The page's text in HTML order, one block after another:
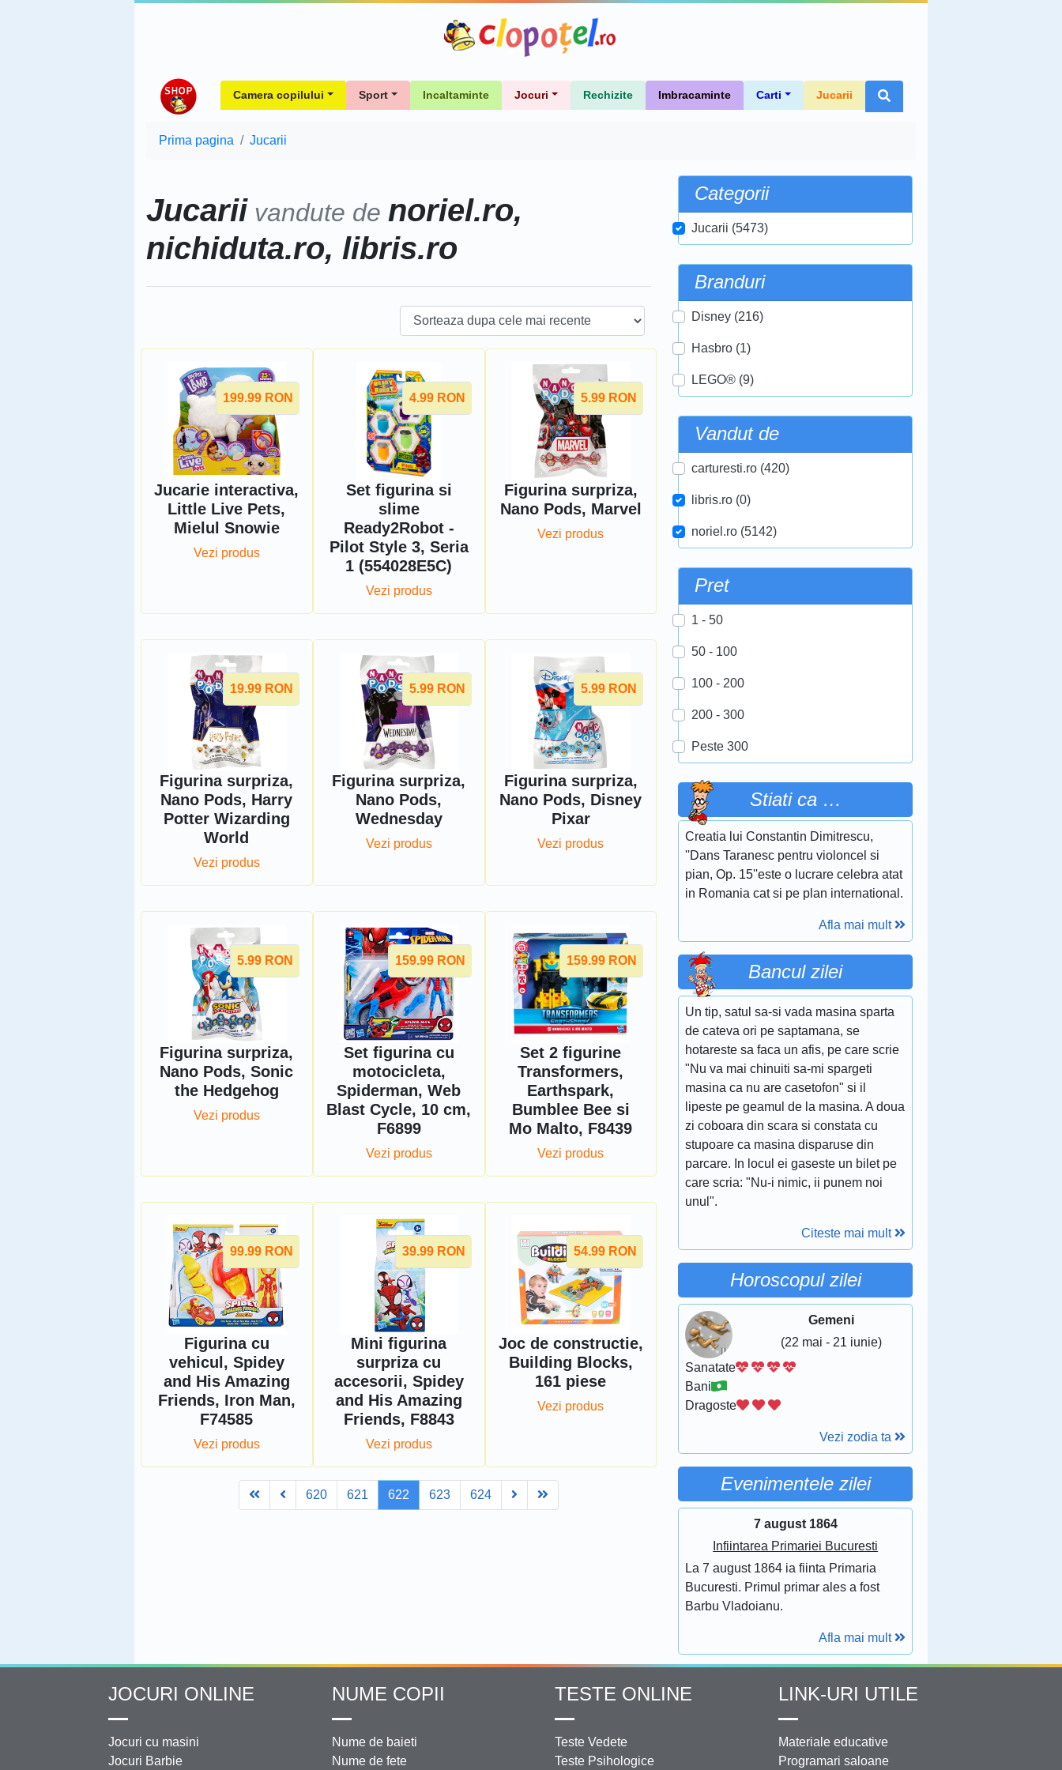
Camera copilului Sport Incaltaminte Jocuri Rechizite Imbracaminte Carti Jucarii
Prima pagina Jucarii
Jucarii vandute de noriel.ro,
nichiduta.ro, libris.ro
199.99 RON
Jucarie interactiva,
Little Live Pets,
Mielul Snowie
Vezi produs
4.99 RON
Set figurina si
slime
Ready2Robot -
Pilot Style 3, Seria
1 (554028E5C)
Vezi produs
5.99 RON
Figurina surpriza,
Nano Pods, Marvel
Vezi produs
19.99 RON
Figurina surpriza,
Nano Pods, Harry
Potter Wizarding
World
Vezi produs
5.99 RON
Figurina surpriza,
Nano Pods,
Wednesday
Vezi produs
5.99 RON
Figurina surpriza,
Nano Pods, Disney
Pixar
Vezi produs
5.99 RON
Figurina surpriza,
Nano Pods, Sonic
the Hedgehog
Vezi produs
159.99 RON
Set figurina cu
motocicleta,
Spiderman, Web
Blast Cycle, 10 cm,
F6899
Vezi produs
159.99 RON
Set 2 figurine
Transformers,
Earthspark,
Bumblee Bee si
Mo Malto, F8439
Vezi produs
99.99 RON
Figurina cu
vehicul, Spidey
and His Amazing
Friends, Iron Man,
F74585
Vezi produs
39.99 RON
Mini figurina
surpriza cu
accesorii, Spidey
and His Amazing
Friends, F8843
Vezi produs
54.99 RON
Joc de constructie,
Building Blocks,
161 piese
Vezi produs
FirstPrev620 621 622 623 624 Next
Categorii
Jucarii (5473)
Branduri
Disney (216)
Hasbro (1)
LEGO® (9)
Vandut de
carturesti.ro (420)
libris.ro (0)
noriel.ro (5142)
Pret
1 - 50
50 - 100
100 - 200
200 - 300
Peste 300
Stiati ca …
Creatia lui Constantin Dimitrescu,
''Dans Taranesc pentru violoncel si
pian, Op. 15''este o lucrare celebra atat
in Romania cat si pe plan international.
Afla mai mult
Bancul zilei
Un tip, satul sa-si vada masina sparta
de cateva ori pe saptamana, se
hotareste sa faca un afis, pe care scrie
"Nu va mai chinuiti sa-mi spargeti
masina ca nu are casetofon" si il
lipeste pe geamul de la masina. A doua
zi coboara din scara si constata cu
stupoare ca masina disparuse din
parcare. In locul ei gaseste un bilet pe
care scria: "Nu-i nimic, ii punem noi
unul".
Citeste mai mult
Horoscopul zilei
Gemeni
(22 mai - 21 iunie)
Sanatate
Bani
Dragoste
Vezi zodia ta
Evenimentele zilei
7 august 1864
Infiintarea Primariei Bucuresti
La 7 august 1864 ia fiinta Primaria
Bucuresti. Primul primar ales a fost
Barbu Vladoianu.
Afla mai mult
JOCURI ONLINE
Jocuri cu masini
Jocuri Barbie
NUME COPII
Nume de baieti
Nume de fete
TESTE ONLINE
Teste Vedete
Teste Psihologice
LINK-URI UTILE
Materiale educative
Programari saloane